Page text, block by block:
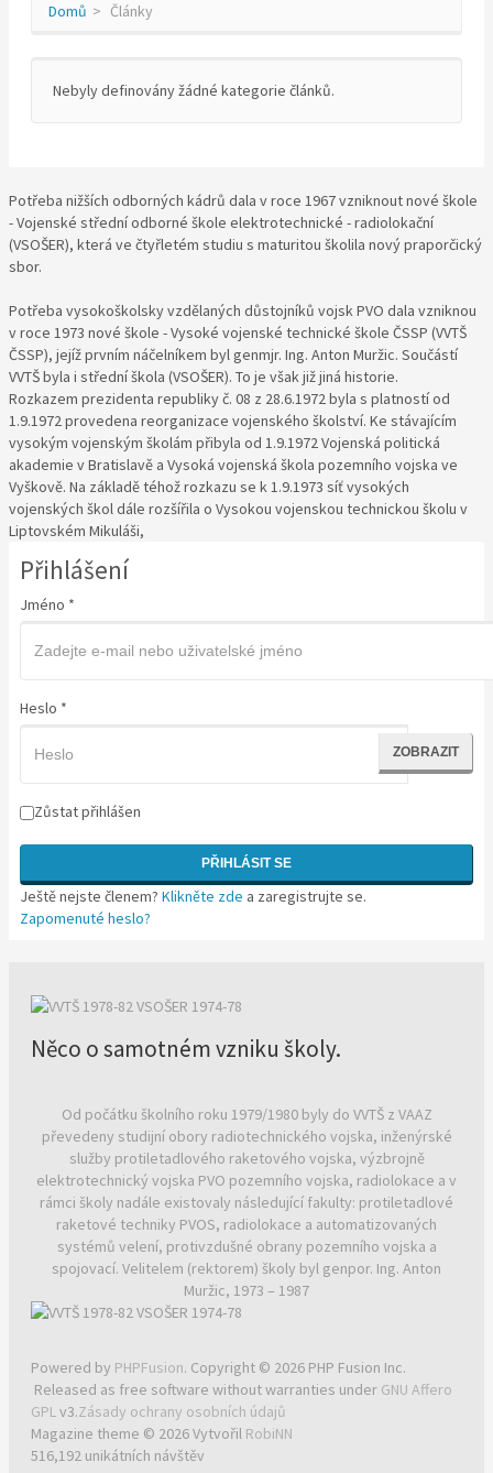
Domů Články
Nebyly definovány žádné kategorie článků.
Potřeba nižších odborných kádrů dala v roce 1967 vzniknout nové škole
- Vojenské střední odborné škole elektrotechnické - radiolokační
(VSOŠER), která ve čtyřletém studiu s maturitou školila nový praporčický
sbor.
Potřeba vysokoškolsky vzdělaných důstojníků vojsk PVO dala vzniknou
v roce 1973 nové škole - Vysoké vojenské technické škole ČSSP (VVTŠ
ČSSP), jejíž prvním náčelníkem byl genmjr. Ing. Anton Muržic. Součástí
VVTŠ byla i střední škola (VSOŠER). To je však již jiná historie.
Rozkazem prezidenta republiky č. 08 z 28.6.1972 byla s platností od
1.9.1972 provedena reorganizace vojenského školství. Ke stávajícím
vysokým vojenským školám přibyla od 1.9.1972 Vojenská politická
akademie v Bratislavě a Vysoká vojenská škola pozemního vojska ve
Vyškově. Na základě téhož rozkazu se k 1.9.1973 síť vysokých
vojenských škol dále rozšířila o Vysokou vojenskou technickou školu v
Liptovském Mikuláši,
Přihlášení
Jméno *
Heslo *
ZOBRAZIT
Zůstat přihlášen
PŘIHLÁSIT SE
Ještě nejste členem? Klikněte zde a zaregistrujte se.
Zapomenuté heslo?
Něco o samotném vzniku školy.
Od počátku školního roku 1979/1980 byly do VVTŠ z VAAZ
převedeny studijní obory radiotechnického vojska, inženýrské
služby protiletadlového raketového vojska, výzbrojně
elektrotechnický vojska PVO pozemního vojska, radiolokace a v
rámci školy nadále existovaly následující fakulty: protiletadlové
raketové techniky PVOS, radiolokace a automatizovaných
systémů velení, protivzdušné obrany pozemního vojska a
spojovací. Velitelem (rektorem) školy byl genpor. Ing. Anton
Muržic, 1973 – 1987
Powered by PHPFusion. Copyright © 2026 PHP Fusion Inc.
Released as free software without warranties under GNU Affero
GPLv3.Zásady ochrany osobních údajů
Magazine theme © 2026 Vytvořil RobiNN
516,192 unikátních návštěv